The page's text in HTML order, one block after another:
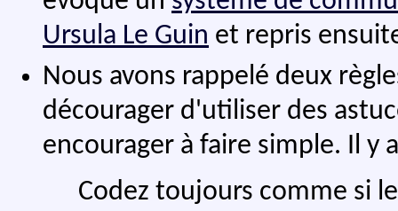
Ursula Le Guin et repris
Nous avons rappelé deux
décourager d'utiliser des
encourager à faire simple. Il y
Codez toujours comme si